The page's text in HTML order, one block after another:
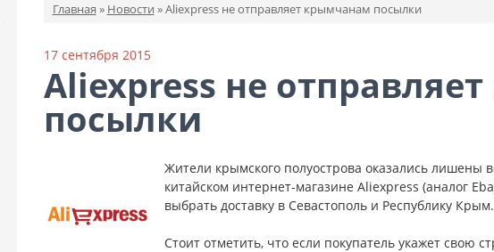
Главная » Новости »Aliexpress не отправляет крымчанам посылки
17 сентября 2015
Aliexpress не
посылки
Жители крымского полуострова оказались лишены
китайском интернет-магазине Aliexpress (аналог
выбрать доставку в Севастополь и Республику Крым.
Стоит отметить, что если покупатель укажет свою